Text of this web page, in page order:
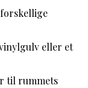
eller et
til rummets